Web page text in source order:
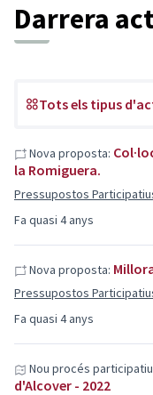
Darrera
Tots els tipus
Fa quasi 4 anys
Nova proposta:
la Romiguera.
Pressupostos
Fa quasi 4 anys
Nova proposta:
Pressupostos
Nou procés
d'Alcover - 2022